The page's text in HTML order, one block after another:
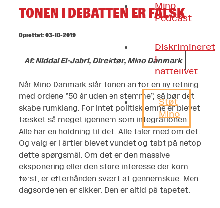
Mino
Podcast
Diskrimineret
i
nattelivet
Støt
Mino
TONEN I DEBATTEN ER FALSK
Oprettet: 03-10-2019
Af: Niddal El-Jabri, Direktør, Mino Danmark
Når Mino Danmark slår tonen an for en ny retning
med ordene ”50 år uden en stemme”, så bør det
skabe rumklang. For intet politisk emne er blevet
tæsket så meget igennem som integrationen.
Alle har en holdning til det. Alle taler med om det.
Og valg er i årtier blevet vundet og tabt på netop
dette spørgsmål. Om det er den massive
eksponering eller den store interesse der kom
først, er efterhånden svært at gennemskue. Men
dagsordenen er sikker. Den er altid på tapetet.